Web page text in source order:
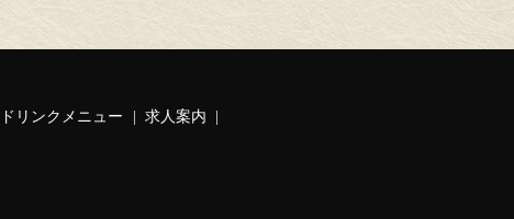
ドリンクメニュー
求人案内